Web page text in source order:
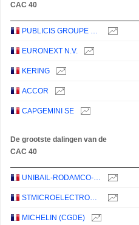
CAC 40
PUBLICIS GROUPE S.A.
EURONEXT N.V.
KERING
ACCOR
CAPGEMINI SE
De grootste dalingen van de
CAC 40
UNIBAIL-RODAMCO-WESTFIELD SE
STMICROELECTRONICS N.V.
MICHELIN (CGDE)